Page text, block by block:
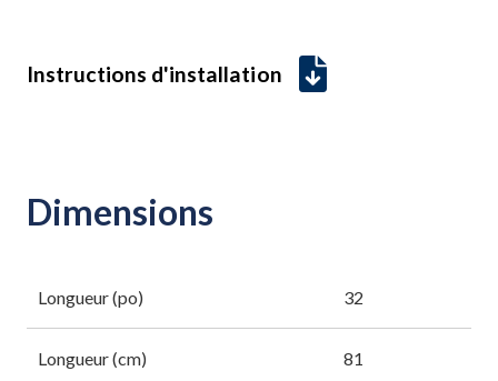
Instructions d'installation
Dimensions
Longueur (po) 32
Longueur (cm) 81